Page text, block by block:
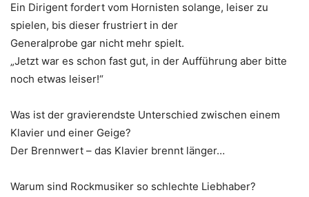
Ein Dirigent fordert vom Hornisten solange, leiser zu
spielen, bis dieser frustriert in der
Generalprobe gar nicht mehr spielt.
„Jetzt war es schon fast gut, in der Aufführung aber bitte
noch etwas leiser!“
Was ist der gravierendste Unterschied zwischen einem
Klavier und einer Geige?
Der Brennwert – das Klavier brennt länger…
Warum sind Rockmusiker so schlechte Liebhaber?